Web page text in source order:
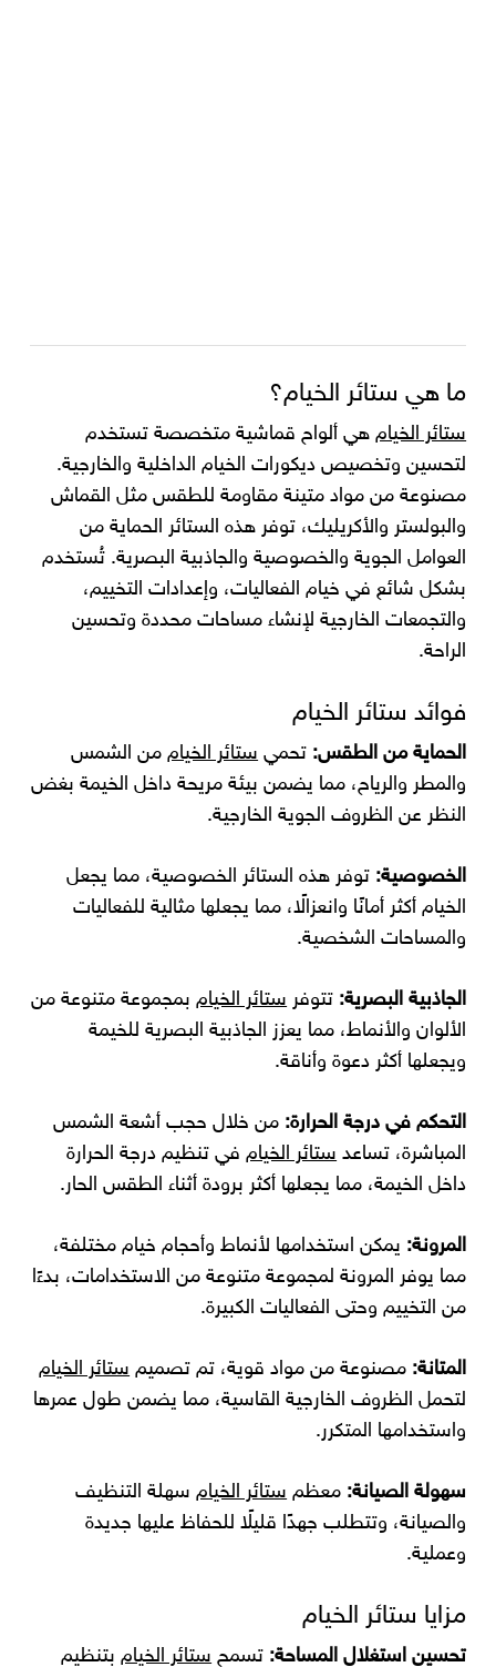
ما هي ستائر الخيام؟
ستائر الخيامهي ألواح قماشية متخصصة تستخدم
لتحسين وتخصيص ديكورات الخيام الداخلية والخارجية.
مصنوعة من مواد متينة مقاومة للطقس مثل القماش
والبولستر والأكريليك، توفر هذه الستائر الحماية من
العوامل الجوية والخصوصية والجاذبية البصرية. تُستخدم
بشكل شائع في خيام الفعاليات، وإعدادات التخييم،
والتجمعات الخارجية لإنشاء مساحات محددة وتحسين
الراحة.
فوائد ستائر الخيام
الحماية من الطقس: تحميستائر الخياممن الشمس
والمطر والرياح، مما يضمن بيئة مريحة داخل الخيمة بغض
النظر عن الظروف الجوية الخارجية.
الخصوصية: توفر هذه الستائر الخصوصية، مما يجعل
الخيام أكثر أمانًا وانعزالًا، مما يجعلها مثالية للفعاليات
والمساحات الشخصية.
الجاذبية البصرية: تتوفرستائر الخيامبمجموعة متنوعة من
الألوان والأنماط، مما يعزز الجاذبية البصرية للخيمة
ويجعلها أكثر دعوة وأناقة.
التحكم في درجة الحرارة: من خلال حجب أشعة الشمس
المباشرة، تساعدستائر الخيامفي تنظيم درجة الحرارة
داخل الخيمة، مما يجعلها أكثر برودة أثناء الطقس الحار.
المرونة: يمكن استخدامها لأنماط وأحجام خيام مختلفة،
مما يوفر المرونة لمجموعة متنوعة من الاستخدامات، بدءًا
من التخييم وحتى الفعاليات الكبيرة.
المتانة: مصنوعة من مواد قوية، تم تصميمستائر الخيام
لتحمل الظروف الخارجية القاسية، مما يضمن طول عمرها
واستخدامها المتكرر.
سهولة الصيانة: معظمستائر الخيامسهلة التنظيف
والصيانة، وتتطلب جهدًا قليلًا للحفاظ عليها جديدة
وعملية.
مزايا ستائر الخيام
تحسين استغلال المساحة: تسمحستائر الخيامبتنظيم